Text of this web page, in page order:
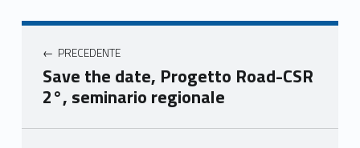
Unio
mer
e
Ven
Unio
e
Ven
Unio
e
Ven
Unio
e
Navigazione articoli
PRECEDENTE
Save the date, Progetto Road-CSR
2°, seminario regionale